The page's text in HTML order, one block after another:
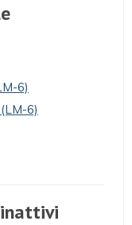
6)
6)
inattivi